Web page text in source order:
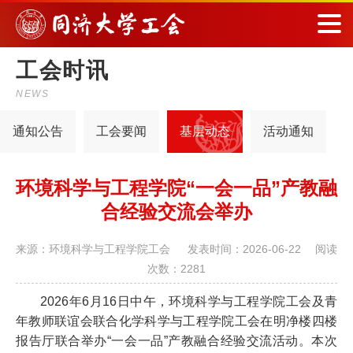
工会时讯
NEWS
通知公告 工会要闻 基层动态 活动通知
环境科学与工程学院“一会一品”产教融
合经验交流会举办
来源：环境科学与工程学院工会 发表时间：2026-06-22 阅读
次数：2281
2026年6 月 16 日中午，环境科学与工程学院工会及青
年教师联谊会联合化学科学与工程学院工会在明净楼四楼
报告厅联合举办“一会一品”产教融合经验交流活动。本次